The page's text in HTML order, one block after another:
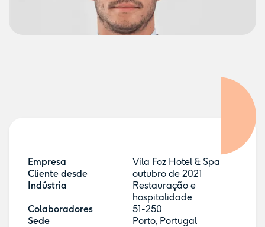
Empresa
Vila Foz Hotel & Spa
Cliente desde
outubro de 2021
Indústria
Restauração e
hospitalidade
Colaboradores
51-250
Sede
Porto, Portugal